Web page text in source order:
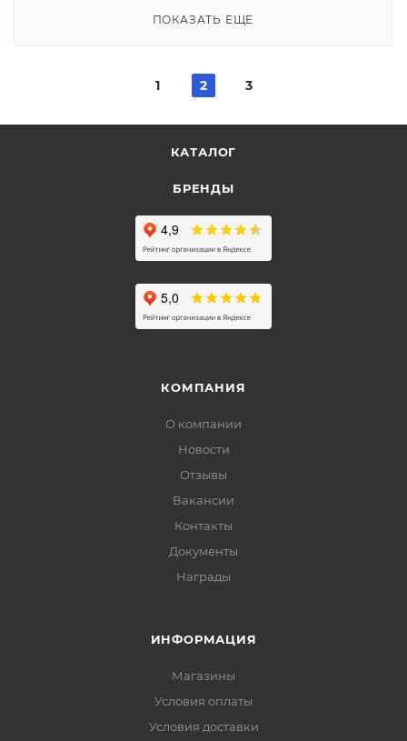
ПОКАЗАТЬ ЕЩЕ
1 2 3
КАТАЛОГ
БРЕНДЫ
КОМПАНИЯ
О компании
Новости
Отзывы
Вакансии
Контакты
Документы
Награды
ИНФОРМАЦИЯ
Магазины
Условия оплаты
Условия доставки